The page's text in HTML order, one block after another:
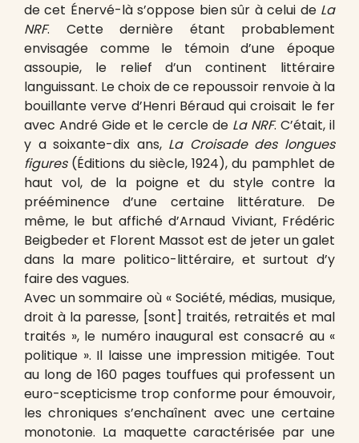
de cet Énervé-là s’oppose bien sûr à celui de La
NRF. Cette dernière étant probablement
envisagée comme le témoin d’une époque
assoupie, le relief d’un continent littéraire
languissant. Le choix de ce repoussoir renvoie à la
bouillante verve d’Henri Béraud qui croisait le fer
avec André Gide et le cercle de La NRF. C’était, il
y a soixante-dix ans, La Croisade des longues
figures(Éditions du siècle, 1924), du pamphlet de
haut vol, de la poigne et du style contre la
prééminence d’une certaine littérature. De
même, le but affiché d’Arnaud Viviant, Frédéric
Beigbeder et Florent Massot est de jeter un galet
dans la mare politico-littéraire, et surtout d’y
faire des vagues.
Avec un sommaire où « Société, médias, musique,
droit à la paresse, [sont] traités, retraités et mal
traités », le numéro inaugural est consacré au «
politique ». Il laisse une impression mitigée. Tout
au long de 160 pages touffues qui professent un
euro-scepticisme trop conforme pour émouvoir,
les chroniques s’enchaînent avec une certaine
monotonie. La maquette caractérisée par une